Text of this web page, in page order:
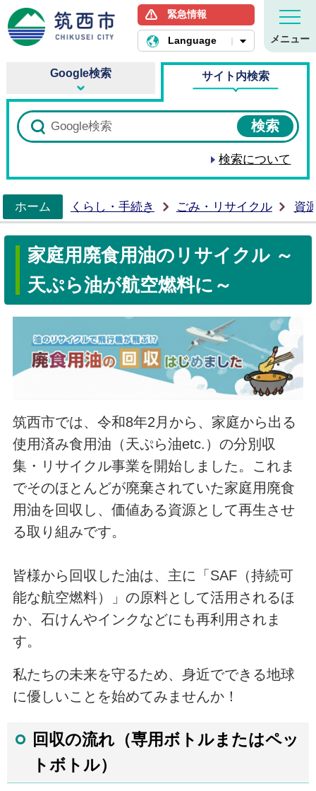
筑西市ホームページ
緊急情報
Language メニュー
Google検索 サイト内検索
検索について
ホーム
くらし・手続き ごみ・リサイクル 資
家庭用廃食用油のリサイクル ～
天ぷら油が航空燃料に～
筑西市では、令和8年2月から、家庭から出る
使用済み食用油（天ぷら油etc.）の分別収
集・リサイクル事業を開始しました。これま
でそのほとんどが廃棄されていた家庭用廃食
用油を回収し、価値ある資源として再生させ
る取り組みです。
皆様から回収した油は、主に「SAF（持続可
能な航空燃料）」の原料として活用されるほ
か、石けんやインクなどにも再利用されま
す。
私たちの未来を守るため、身近でできる地球
に優しいことを始めてみませんか！
回収の流れ（専用ボトルまたはペッ
トボトル）